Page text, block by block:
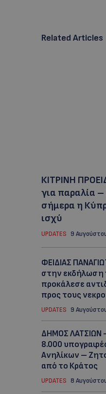
Related Articles
ΚΙΤΡΙΝΗ
για παραλία –
σήμερα η
ισχύ
UPDATES 9
ΦΕΙΔΙΑΣ
στην εκδήλωση
προκάλεσε
προς τους
UPDATES 9
ΔΗΜΟΣ ΛΑΤΣΙΩΝ
8.000
Ανηλίκων –
από το Κράτος
UPDATES 8